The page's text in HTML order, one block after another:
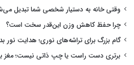
وقتی خانه به دستیار شخصی شما تبدیل
چرا حفظ کاهش وزن این‌قدر سخت است؟
گام بزرگ برای تراشه‌های نوری؛ هدایت نور
برتری دست راست یا چپ ذاتی نیست؛ مغز با